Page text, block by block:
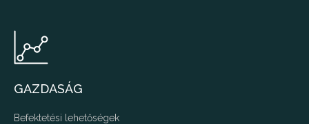
GAZDASÁG
Befektetési lehetőségek